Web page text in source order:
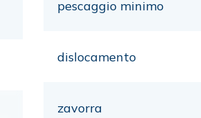
pescaggio minimo
dislocamento
zavorra